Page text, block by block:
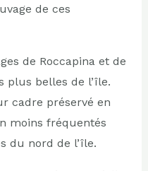
de ces
de Roccapina et de
plus belles de l’île.
cadre préservé en
moins fréquentés
du nord de l’île.